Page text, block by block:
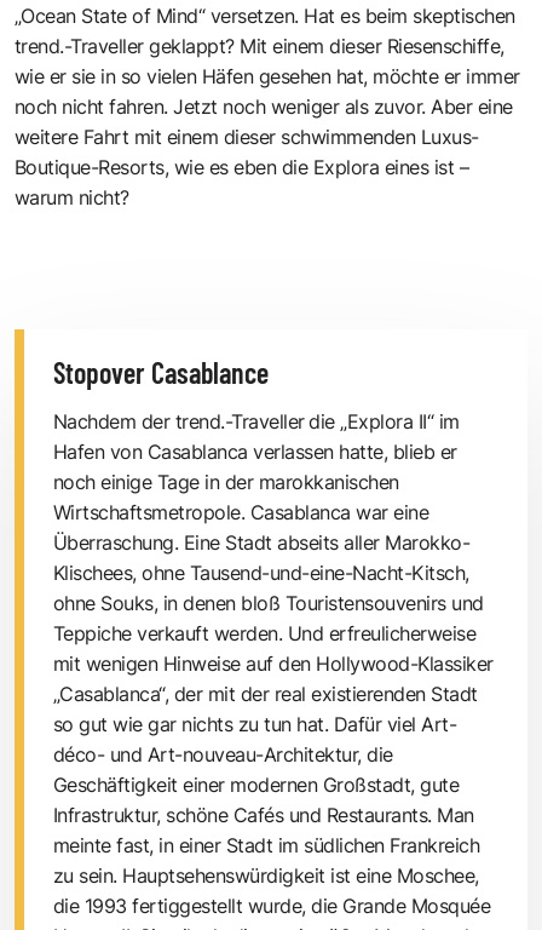
„Ocean State of Mind“ versetzen. Hat es beim skeptischen
trend.-Traveller geklappt? Mit einem dieser Riesenschiffe,
wie er sie in so vielen Häfen gesehen hat, möchte er immer
noch nicht fahren. Jetzt noch weniger als zuvor. Aber eine
weitere Fahrt mit einem dieser schwimmenden Luxus-
Boutique-Resorts, wie es eben die Explora eines ist –
warum nicht?
Stopover Casablance
Nachdem der trend.-Travellerdie „Explora II“ im
Hafen von Casablanca verlassen hatte, blieb er
noch einige Tage in der marokkanischen
Wirtschaftsmetropole. Casablanca war eine
Überraschung. Eine Stadt abseits aller Marokko-
Klischees, ohne Tausend-und-eine-Nacht-Kitsch,
ohne Souks, in denen bloß Touristensouvenirs und
Teppiche verkauft werden. Und erfreulicherweise
mit wenigen Hinweise auf den Hollywood-Klassiker
„Casablanca“, der mit der real existierenden Stadt
so gut wie gar nichts zu tun hat. Dafür viel Art-
déco- und Art-nouveau-Architektur, die
Geschäftigkeit einer modernen Großstadt, gute
Infrastruktur, schöne Cafés und Restaurants. Man
meinte fast, in einer Stadt im südlichen Frankreich
zu sein. Hauptsehenswürdigkeit ist eine Moschee,
die 1993 fertiggestellt wurde, die Grande Mosquée